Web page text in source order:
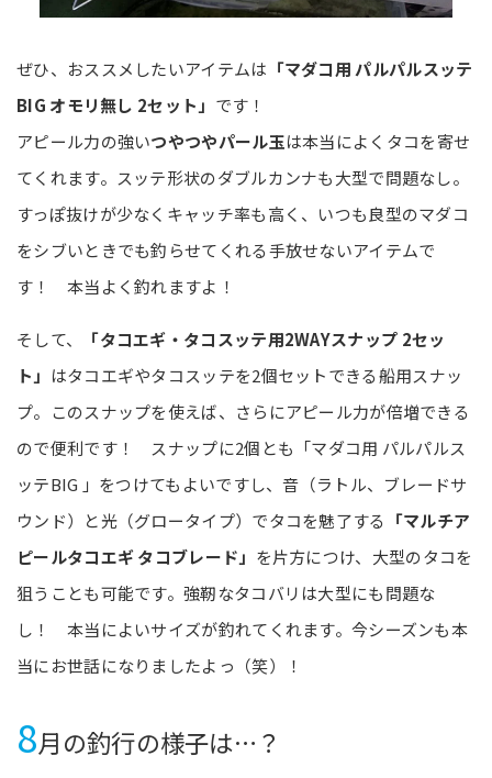
ぜひ、おススメしたいアイテムは 「マダコ用 パルパルスッテ
BIG オモリ無し 2セット」 です！
アピール力の強いつやつやパール玉は本当によくタコを寄せ
てくれます。スッテ形状のダブルカンナも大型で問題なし。
すっぽ抜けが少なくキャッチ率も高く、いつも良型のマダコ
をシブいときでも釣らせてくれる手放せないアイテムで
す！ 本当よく釣れますよ！
そして、
「タコエギ・タコスッテ用2WAYスナップ 2セッ
ト」 はタコエギやタコスッテを2個セットできる船用スナッ
プ。このスナップを使えば、さらにアピール力が倍増できる
ので便利です！ スナップに2個とも「マダコ用 パルパルス
ッテBIG 」をつけてもよいですし、音（ラトル、ブレードサ
ウンド）と光（グロータイプ）でタコを魅了する
「マルチア
ピールタコエギ タコブレード」 を片方につけ、大型のタコを
狙うことも可能です。強靭なタコバリは大型にも問題な
し！ 本当によいサイズが釣れてくれます。今シーズンも本
当にお世話になりましたよっ（笑）！
8月の釣行の様子は…？